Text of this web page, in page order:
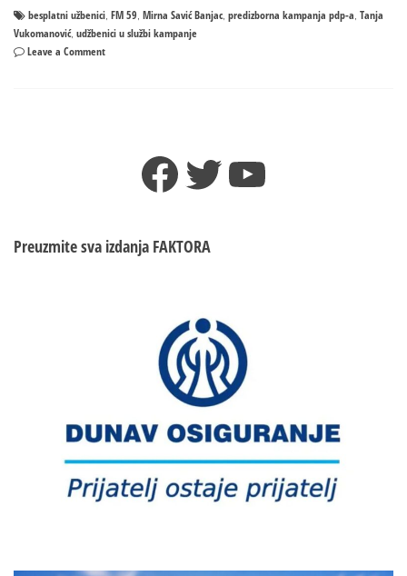
besplatni užbenici, FM 59, Mirna Savić Banjac, predizborna kampanja pdp-a, Tanja
Vukomanović, udžbenici u službi kampanje
Leave a Commenton
Facebook
TwitterYouTube
Preuzmite sva izdanja FAKTORA